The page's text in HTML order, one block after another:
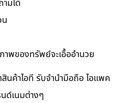
มได้
น
าพของทรัพย์จะเอื้ออำนวย
นค้าไอที รับจำนำมือถือ ไอแพค
ด์เนมต่างๆ